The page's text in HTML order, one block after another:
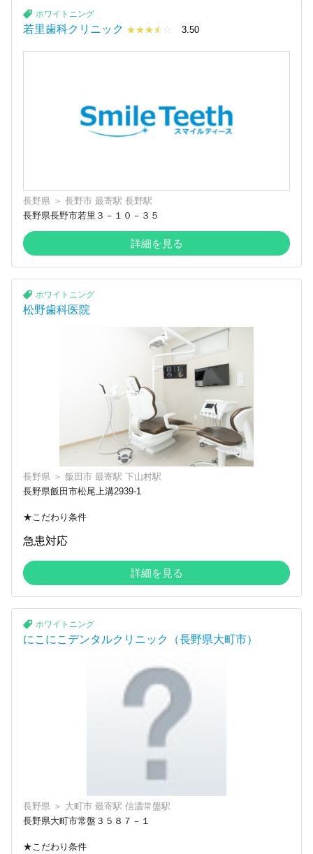
ホワイトニング
若里歯科クリニック ☆☆☆☆☆
★★★★ 3.50
長野県 ＞ 長野市 最寄駅 長野駅
長野県長野市若里３－１０－３５
詳細を見る
ホワイトニング
松野歯科医院
長野県 ＞ 飯田市 最寄駅 下山村駅
長野県飯田市松尾上溝2939-1
★こだわり条件
急患対応
詳細を見る
ホワイトニング
にこにこデンタルクリニック（長野県大町市）
長野県 ＞ 大町市 最寄駅 信濃常盤駅
長野県大町市常盤３５８７－１
★こだわり条件